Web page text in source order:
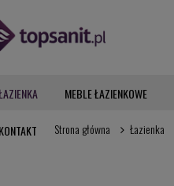
MEBLE ŁAZIENKOWE
KONTAKT Strona główna Łazienka